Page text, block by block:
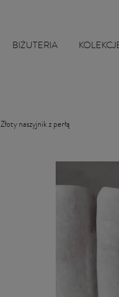
BIŻUTERIA
Złoty naszyjnik z perłą